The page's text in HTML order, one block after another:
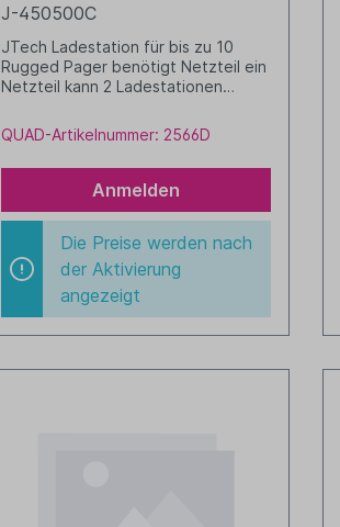
J-450500C
JTech Ladestation für bis zu 10
Rugged Pager benötigt Netzteil ein
Netzteil kann 2 Ladestationen
QUAD-Artikelnummer: 2566D
Anmelden
Die Preise werden nach
der Aktivierung
angezeigt